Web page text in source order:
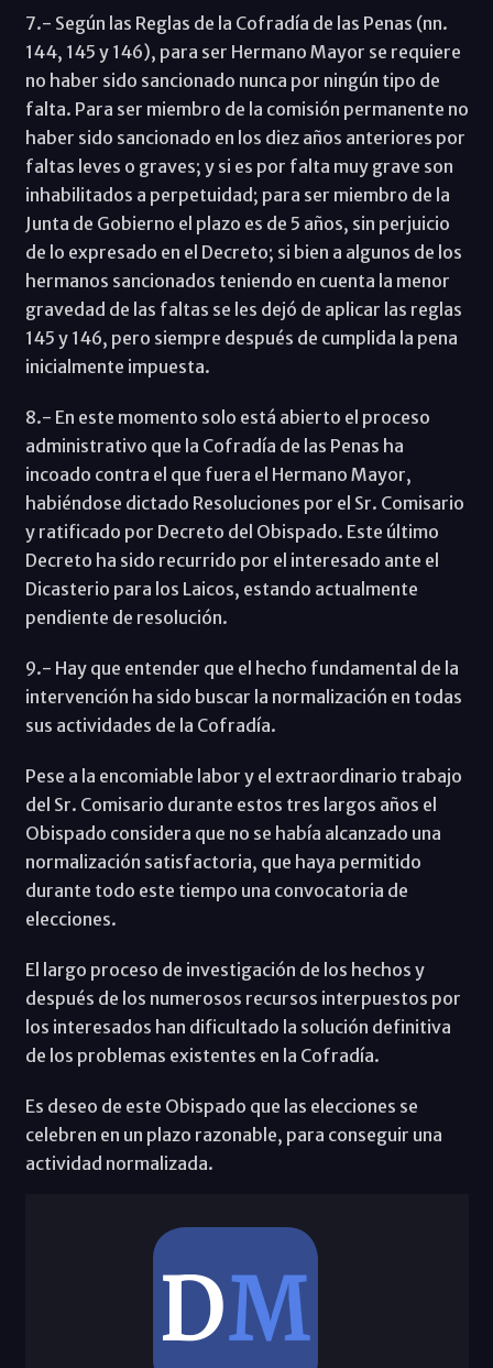
7.- Según las Reglas de la Cofradía de las Penas (nn.
144, 145 y 146), para ser Hermano Mayor se requiere
no haber sido sancionado nunca por ningún tipo de
falta. Para ser miembro de la comisión permanente no
haber sido sancionado en los diez años anteriores por
faltas leves o graves; y si es por falta muy grave son
inhabilitados a perpetuidad; para ser miembro de la
Junta de Gobierno el plazo es de 5 años, sin perjuicio
de lo expresado en el Decreto; si bien a algunos de los
hermanos sancionados teniendo en cuenta la menor
gravedad de las faltas se les dejó de aplicar las reglas
145 y 146, pero siempre después de cumplida la pena
inicialmente impuesta.
8.- En este momento solo está abierto el proceso
administrativo que la Cofradía de las Penas ha
incoado contra el que fuera el Hermano Mayor,
habiéndose dictado Resoluciones por el Sr. Comisario
y ratificado por Decreto del Obispado. Este último
Decreto ha sido recurrido por el interesado ante el
Dicasterio para los Laicos, estando actualmente
pendiente de resolución.
9.- Hay que entender que el hecho fundamental de la
intervención ha sido buscar la normalización en todas
sus actividades de la Cofradía.
Pese a la encomiable labor y el extraordinario trabajo
del Sr. Comisario durante estos tres largos años el
Obispado considera que no se había alcanzado una
normalización satisfactoria, que haya permitido
durante todo este tiempo una convocatoria de
elecciones.
El largo proceso de investigación de los hechos y
después de los numerosos recursos interpuestos por
los interesados han dificultado la solución definitiva
de los problemas existentes en la Cofradía.
Es deseo de este Obispado que las elecciones se
celebren en un plazo razonable, para conseguir una
actividad normalizada.